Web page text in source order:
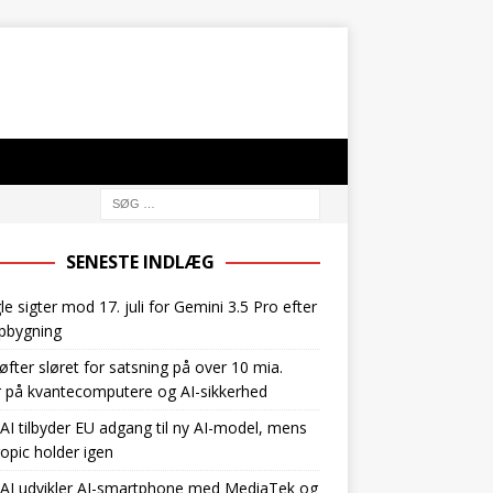
SENESTE INDLÆG
sigter mod 17. juli for Gemini 3.5 Pro efter
sløret for satsning på over 10 mia.
på kvantecomputere og AI-sikkerhed
tilbyder EU adgang til ny AI-model, mens
holder igen
udvikler AI-smartphone med MediaTek og